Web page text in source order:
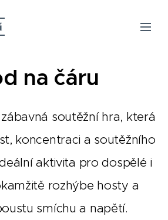
na čáru
soutěžní hra, která
koncentraci a soutěžního
aktivita pro dospělé i
rozhýbe hosty a
smíchu a napětí.